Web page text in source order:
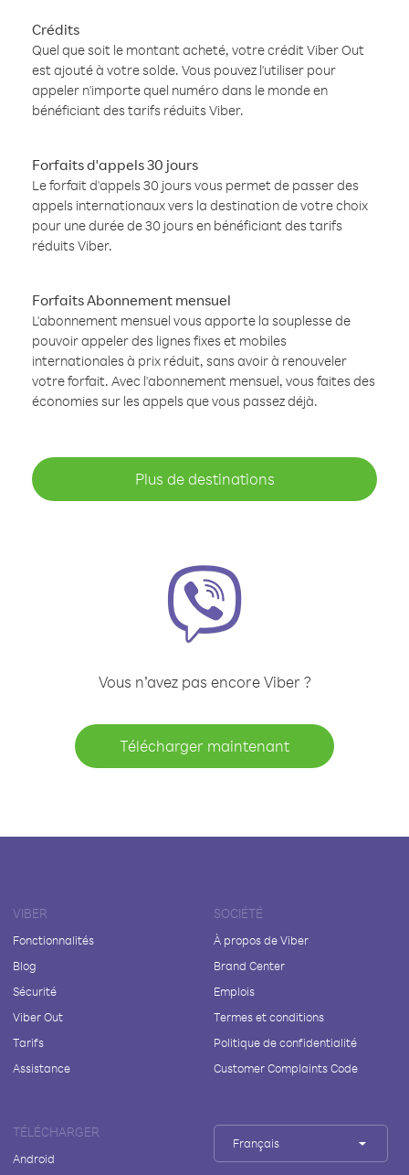
Crédits
Quel que soit le montant acheté, votre crédit Viber Out
est ajouté à votre solde. Vous pouvez l'utiliser pour
appeler n'importe quel numéro dans le monde en
bénéficiant des tarifs réduits Viber.
Forfaits d'appels 30 jours
Le forfait d'appels 30 jours vous permet de passer des
appels internationaux vers la destination de votre choix
pour une durée de 30 jours en bénéficiant des tarifs
réduits Viber.
Forfaits Abonnement mensuel
L'abonnement mensuel vous apporte la souplesse de
pouvoir appeler des lignes fixes et mobiles
internationales à prix réduit, sans avoir à renouveler
votre forfait. Avec l'abonnement mensuel, vous faites des
économies sur les appels que vous passez déjà.
Plus de destinations
Vous n’avez pas encore Viber ?
Télécharger maintenant
VIBER
Fonctionnalités
Blog
Sécurité
Viber Out
Tarifs
Assistance
SOCIÉTÉ
À propos de Viber
Brand Center
Emplois
Termes et conditions
Politique de confidentialité
Customer Complaints Code
TÉLÉCHARGER
Android
Français